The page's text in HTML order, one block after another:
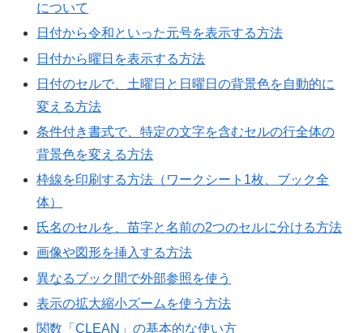
について
日付から令和といった元号を表示する方法
日付から曜日を表示する方法
日付のセルで、土曜日と日曜日の背景色を自動的に
変える方法
条件付き書式で、特定の文字を含むセルの行全体の
背景色を変える方法
枠線を印刷する方法（ワークシート1枚、ブック全
体）
氏名のセルを、苗字と名前の2つのセルに分ける方法
画像や図形を挿入する方法
異なるブック間で外部参照を使う
表示の拡大縮小ズームを使う方法
関数「CLEAN」の基本的な使い方